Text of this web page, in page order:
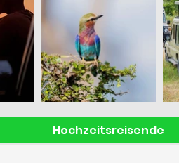
Hochzeitsreisende